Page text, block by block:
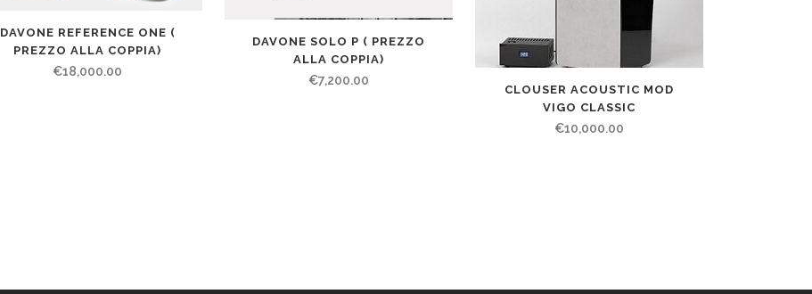
DAVONE REFERENCE ONE (
PREZZO ALLA COPPIA)
€18,000.00
DAVONE SOLO P ( PREZZO
ALLA COPPIA)
€7,200.00
CLOUSER ACOUSTIC MOD
VIGO CLASSIC
€10,000.00